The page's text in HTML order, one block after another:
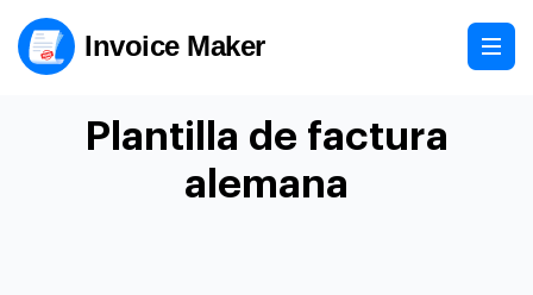
Invoice Maker
Plantilla de factura
alemana